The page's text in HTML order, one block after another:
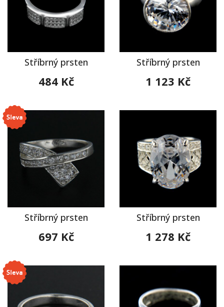
Stříbrný prsten
484 Kč
Stříbrný prsten
1 123 Kč
Stříbrný prsten
697 Kč
Stříbrný prsten
1 278 Kč